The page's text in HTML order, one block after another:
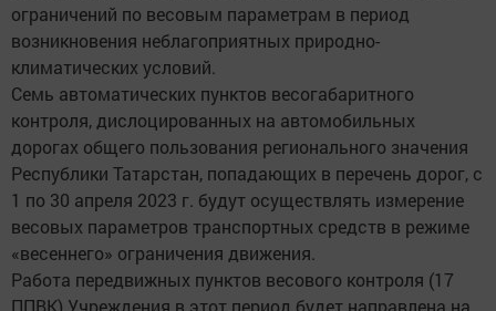
ограничений по весовым параметрам в период
возникновения неблагоприятных природно-
климатических условий.
Семь автоматических пунктов весогабаритного
контроля, дислоцированных на автомобильных
дорогах общего пользования регионального значения
Республики Татарстан, попадающих в перечень дорог, с
1 по 30 апреля 2023 г. будут осуществлять измерение
весовых параметров транспортных средств в режиме
«весеннего» ограничения движения.
Работа передвижных пунктов весового контроля (17
ППВК) Учреждения в этот период будет направлена на